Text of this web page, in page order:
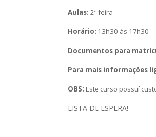
Aulas: 2ª feira
Horário: 13h30 às 17h30
Documentos para
Para mais informações
OBS: Este curso possuí
LISTA DE ESPERA!